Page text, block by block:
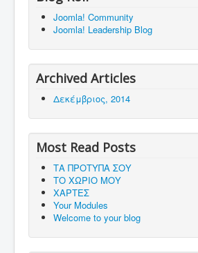
Joomla! Community
Joomla! Leadership Blog
Archived Articles
Δεκέμβριος, 2014
Most Read Posts
ΤΑ ΠΡΟΤΥΠΑ ΣΟΥ
ΤΟ ΧΩΡΙΟ ΜΟΥ
ΧΑΡΤΕΣ
Your Modules
Welcome to your blog